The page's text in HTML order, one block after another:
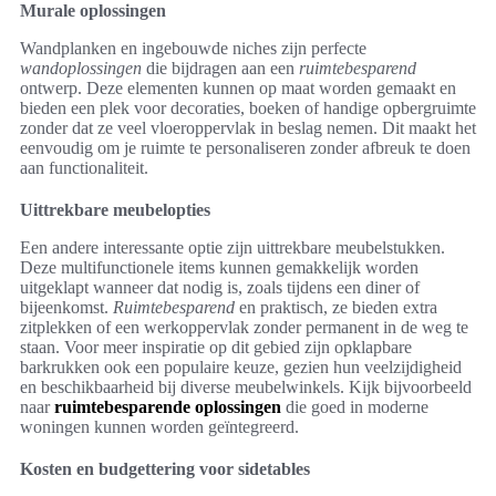
Murale oplossingen
Wandplanken en ingebouwde niches zijn perfecte
wandoplossingen die bijdragen aan een ruimtebesparend
ontwerp. Deze elementen kunnen op maat worden gemaakt en
bieden een plek voor decoraties, boeken of handige opbergruimte
zonder dat ze veel vloeroppervlak in beslag nemen. Dit maakt het
eenvoudig om je ruimte te personaliseren zonder afbreuk te doen
aan functionaliteit.
Uittrekbare meubelopties
Een andere interessante optie zijn uittrekbare meubelstukken.
Deze multifunctionele items kunnen gemakkelijk worden
uitgeklapt wanneer dat nodig is, zoals tijdens een diner of
bijeenkomst. Ruimtebesparend en praktisch, ze bieden extra
zitplekken of een werkoppervlak zonder permanent in de weg te
staan. Voor meer inspiratie op dit gebied zijn opklapbare
barkrukken ook een populaire keuze, gezien hun veelzijdigheid
en beschikbaarheid bij diverse meubelwinkels. Kijk bijvoorbeeld
naarruimtebesparende oplossingen die goed in moderne
woningen kunnen worden geïntegreerd.
Kosten en budgettering voor sidetables